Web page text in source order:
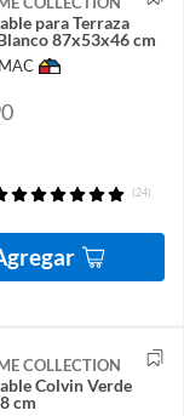
para Terraza
87x53x46 cm
(24)
COLLECTION
Colvin Verde
cm